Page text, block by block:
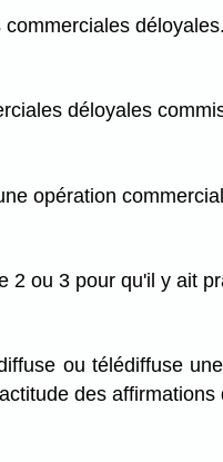
déloyales.
déloyales
opération
ou 3 pour qu'il y ait
ou télédiffuse
des affirmations